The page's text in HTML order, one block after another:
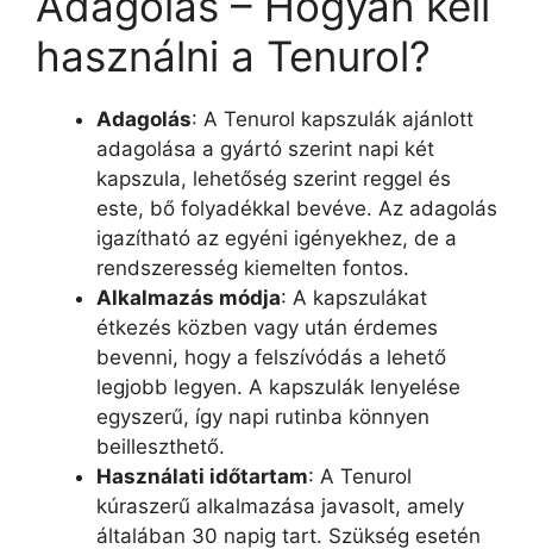
használni a Tenurol?
Adagolás: A Tenurol kapszulák ajánlott
adagolása a gyártó szerint napi két
kapszula, lehetőség szerint reggel és
este, bő folyadékkal bevéve. Az adagolás
igazítható az egyéni igényekhez, de a
rendszeresség kiemelten fontos.
Alkalmazás módja: A kapszulákat
étkezés közben vagy után érdemes
bevenni, hogy a felszívódás a lehető
legjobb legyen. A kapszulák lenyelése
egyszerű, így napi rutinba könnyen
beilleszthető.
Használati időtartam: A Tenurol
kúraszerű alkalmazása javasolt, amely
általában 30 napig tart. Szükség esetén